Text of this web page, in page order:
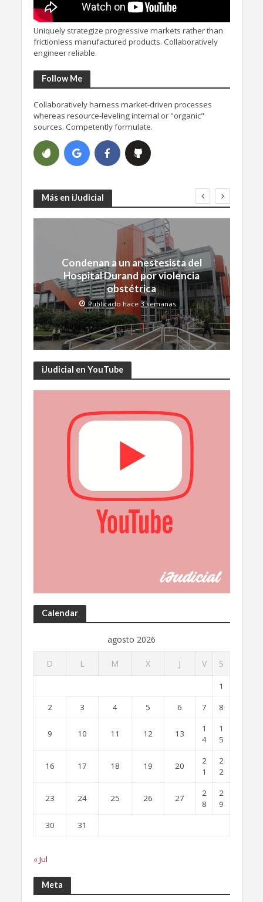
Uniquely strategize progressive markets rather than
frictionless manufactured products. Collaboratively
engineer reliable.
Follow Me
Collaboratively harness market-driven processes
whereas resource-leveling internal or "organic"
sources. Competently formulate.
Más en iJudicial
Condenan a un anestesista del
Hospital Durand por violencia
obstétrica
Publicado hace 3 semanas
iJudicial en YouTube
Calendar
agosto 2026
D L M X J V S
1
2
3 4 5 6 7 8
9 10 11 12 13
1
4
1
5
16 17 18 19 20
2
1
2
2
23 24 25 26 27
2
8
2
9
30
31
« Jul
Meta